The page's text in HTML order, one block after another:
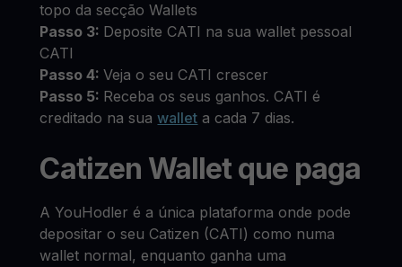
topo da secção Wallets
Passo 3: Deposite CATI na sua wallet pessoal
CATI
Passo 4:Veja o seu CATI crescer
Passo 5: Receba os seus ganhos. CATI é
creditado na suawallet a cada 7 dias.
Catizen Wallet que paga
A YouHodler é a única plataforma onde pode
depositar o seu Catizen (CATI) como numa
wallet normal, enquanto ganha uma